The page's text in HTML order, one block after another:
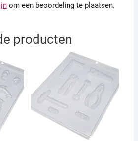
om een beoordeling te plaatsen.
producten